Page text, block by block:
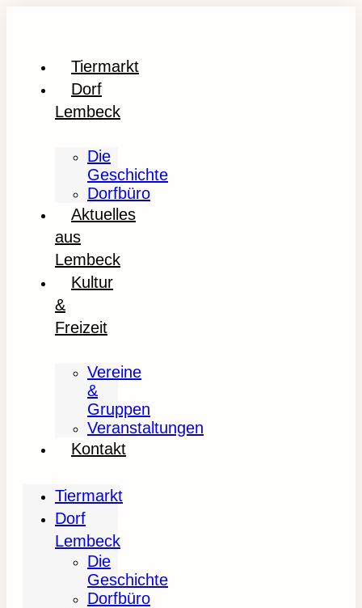
Tiermarkt
Dorf
Lembeck
Die
Geschichte
Dorfbüro
Aktuelles
aus
Lembeck
Kultur
&
Freizeit
Vereine
&
Gruppen
Veranstaltungen
Kontakt
Tiermarkt
Dorf
Lembeck
Die
Geschichte
Dorfbüro